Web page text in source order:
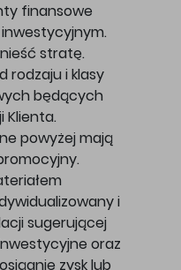
finansowe
stratę.
rodzaju i klasy
będących
Klienta.
powyżej mają
i
sugerującej
oraz
zysk lub